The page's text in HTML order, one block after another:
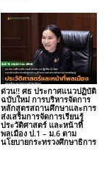
ด่วน!! ศธ ประกาศแนวปฏิบัติ
ฉบับใหม่ การบริหารจัดการ
หลักสูตรสถานศึกษาและการ
ส่งเสริมการจัดการเรียนรู้
ประวัติศาสตร์ และหน้าที่
พลเมือง ป.1 – ม.6 ตาม
นโยบายกระทรวงศึกษาธิการ